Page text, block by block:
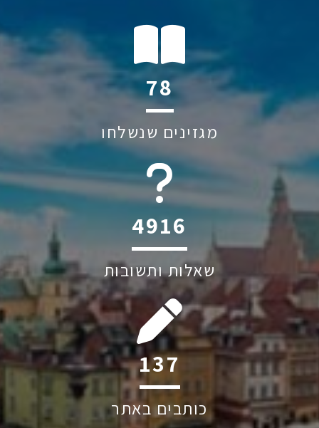
114
מגזינים שנשלחו
6045
שאלות ותשובות
199
כותבים באתר